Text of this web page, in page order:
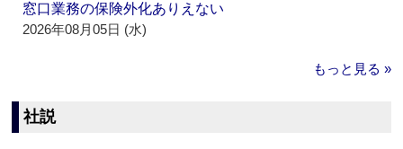
窓口業務の保険外化ありえない
2026年08月05日 (水)
もっと見る »
社説